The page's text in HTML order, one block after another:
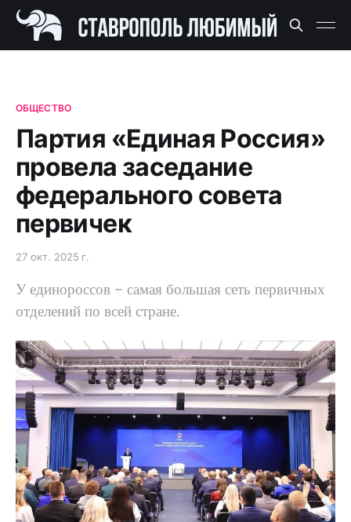
ОБЩЕСТВО
Партия «Единая Россия»
провела заседание
федерального совета
первичек
27 окт. 2025 г.
У единороссов – самая большая сеть первичных
отделений по всей стране.